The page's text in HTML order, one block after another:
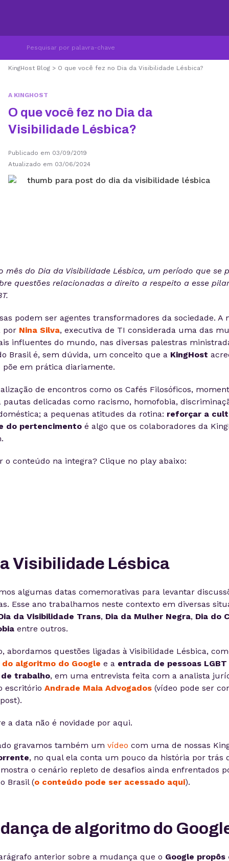
KingHost Blog > O que você fez no Dia da Visibilidade Lésbica?
A KINGHOST
O que você fez no Dia da
Visibilidade Lésbica?
Publicado em 03/09/2019
Atualizado em 03/06/2024
mês do Dia da Visibilidade Lésbica, um período que se
questões relacionadas a direito a respeito a esse
podem ser agentes transformadores da sociedade. A
por Nina Silva, executiva de TI considerada uma das
influentes do mundo, nas diversas palestras
Brasil é, sem dúvida, um conceito que a KingHost
põe em prática diariamente.
de encontros como os Cafés Filosóficos,
pautas delicadas como racismo, homofobia,
a pequenas atitudes da rotina: reforçar a
do pertencimento é algo que os colaboradores da
o conteúdo na integra? Clique no play abaixo:
Visibilidade Lésbica
algumas datas comemorativas para levantar
Esse ano trabalhamos neste contexto em diversas
da Visibilidade Trans, Dia da Mulher Negra, Dia do
entre outros.
abordamos questões ligadas à Visibilidade Lésbica,
algoritmo do Google e a entrada de pessoas LGBT
trabalho, em uma entrevista feita com a analista
escritório Andrade Maia Advogados (vídeo pode ser
a data não é novidade por aqui.
gravamos também um vídeo com uma de nossas
, no qual ela conta um pouco da história por trás
o cenário repleto de desafios ainda enfrentados
Brasil (o conteúdo pode ser acessado aqui).
de algoritmo do
anterior sobre a mudança que o Google propôs